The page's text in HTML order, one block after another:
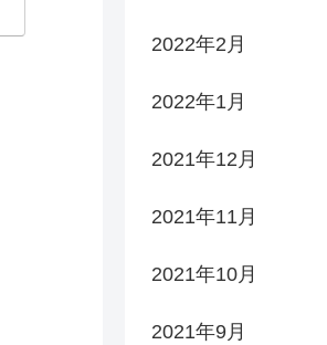
2022年2月
2022年1月
2021年12月
2021年11月
2021年10月
2021年9月